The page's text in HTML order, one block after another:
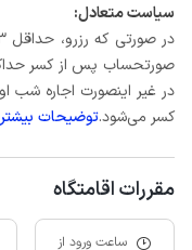
سیاست متعادل:
کسر می‌شود.توضیحات بیشتر
مقررات اقامتگاه
ساعت ورود از